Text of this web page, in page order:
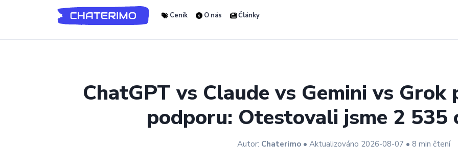
Ceník O nás Články
ChatGPT vs Claude vs Gemini vs Grok
podporu: Otestovali jsme 2 535
Autor: Chaterimo• Aktualizováno 2026-08-07 • 8 min čtení